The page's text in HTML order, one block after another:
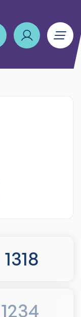
1318
1234